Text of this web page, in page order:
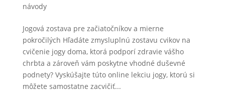
návody
Jogová zostava pre začiatočníkov a mierne
pokročilých Hľadáte zmysluplnú zostavu cvikov na
cvičenie jogy doma, ktorá podporí zdravie vášho
chrbta a zároveň vám poskytne vhodné duševné
podnety? Vyskúšajte túto online lekciu jogy, ktorú si
môžete samostatne zacvičiť...